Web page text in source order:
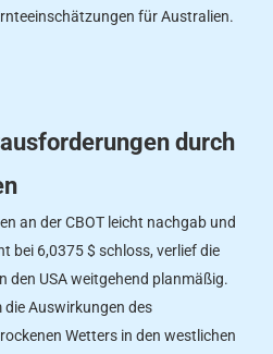
für Australien.
durch
an der CBOT leicht nachgab und
bei 6,0375 $ schloss, verlief die
den USA weitgehend planmäßig.
die Auswirkungen des
Wetters in den westlichen